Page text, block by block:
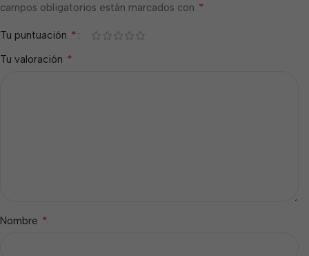
campos obligatorios están marcados con *
Tu puntuación *
Tu valoración *
Nombre *